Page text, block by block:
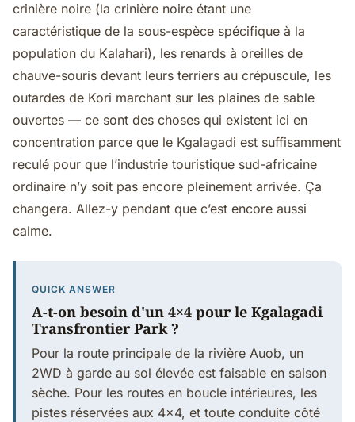
crinière noire (la crinière noire étant une
caractéristique de la sous-espèce spécifique à la
population du Kalahari), les renards à oreilles de
chauve-souris devant leurs terriers au crépuscule, les
outardes de Kori marchant sur les plaines de sable
ouvertes — ce sont des choses qui existent ici en
concentration parce que le Kgalagadi est suffisamment
reculé pour que l’industrie touristique sud-africaine
ordinaire n’y soit pas encore pleinement arrivée. Ça
changera. Allez-y pendant que c’est encore aussi
calme.
QUICK ANSWER
A-t-on besoin d'un 4×4 pour le Kgalagadi
Transfrontier Park ?
Pour la route principale de la rivière Auob, un
2WD à garde au sol élevée est faisable en saison
sèche. Pour les routes en boucle intérieures, les
pistes réservées aux 4×4, et toute conduite côté